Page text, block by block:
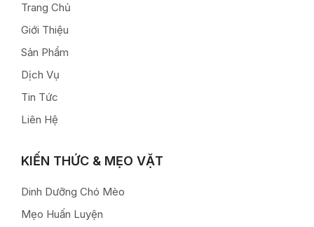
Trang Chủ
Giới Thiệu
Sản Phẩm
Dịch Vụ
Tin Tức
Liên Hệ
KIẾN THỨC & MẸO VẶT
Dinh Dưỡng Chó Mèo
Mẹo Huấn Luyện